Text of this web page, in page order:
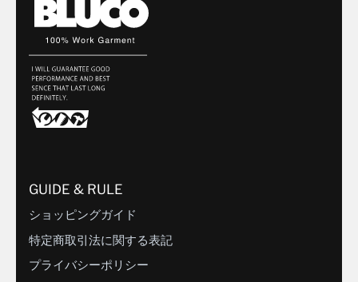
GUIDE & RULE
ショッピングガイド
特定商取引法に関する表記
プライバシーポリシー